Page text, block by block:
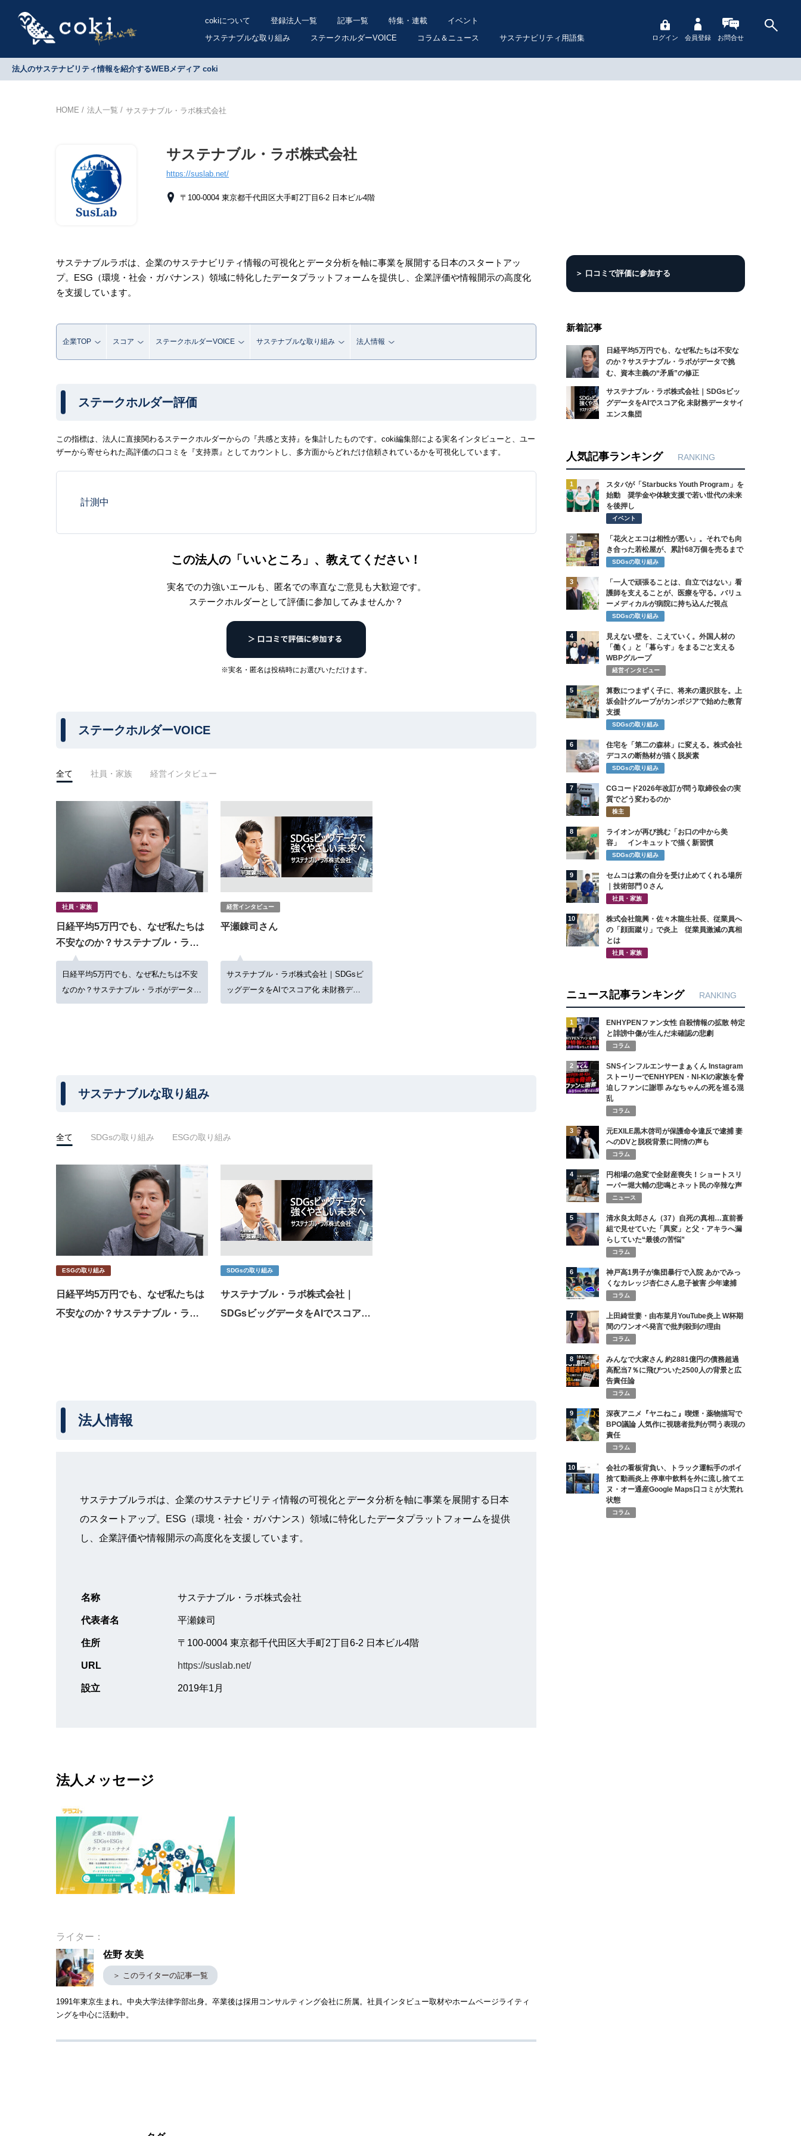
cokiについて 登録法人一覧 記事一覧 特集・連載
イベント
サステナブルな取り組み
ステークホルダーVOICE コラム＆ニュース サステナビリティ用語集 ログイン 会員登録 お問合せ
法人のサステナビリティ情報を紹介するWEBメディア coki
HOME 法人一覧 サステナブル・ラボ株式会社
サステナブル・ラボ株式会社
https://suslab.net/
〒100-0004 東京都千代田区大手町2丁目6-2 日本ビル4階
サステナブルラボは、企業のサステナビリティ情報の可視化とデータ分析を軸に事業を展開する日本のスタートアッ
プ。ESG（環境・社会・ガバナンス）領域に特化したデータプラットフォームを提供し、企業評価や情報開示の高度化
を支援しています。
企業TOP スコア ステークホルダーVOICE サステナブルな取り組み 法人情報
ステークホルダー評価
この指標は、法人に直接関わるステークホルダーからの『共感と支持』を集計したものです。coki編集部による実名インタビューと、ユー
ザーから寄せられた高評価の口コミを『支持票』としてカウントし、多方面からどれだけ信頼されているかを可視化しています。
計測中
この法人の「いいところ」、 教えてください！
実名での力強いエールも、匿名での率直なご意見も大歓迎です。
ステークホルダーとして評価に参加してみませんか？
※実名・匿名は投稿時にお選びいただけます。
ステークホルダーVOICE
全て 社員・家族 経営インタビュー
社員・家族
日経平均5万円でも、なぜ私たちは
不安なのか？サステナブル・ラボ
がデータで挑む、資本主義の“矛
盾”の修正
日経平均5万円でも、なぜ私たちは不安
なのか？サステナブル・ラボがデータで
挑む、資本主義の“矛盾”の修正
経営インタビュー
平瀬錬司さん
サステナブル・ラボ株式会社｜SDGsビ
ッグデータをAIでスコア化 未財務デー
タサイエンス集団
サステナブルな取り組み
全て SDGsの取り組み ESGの取り組み
ESGの取り組み
日経平均5万円でも、なぜ私たちは
不安なのか？サステナブル・ラボ
SDGsの取り組み
サステナブル・ラボ株式会社｜
SDGsビッグデータをAIでスコア化
法人情報
サステナブルラボは、企業のサステナビリティ情報の可視化とデータ分析を軸に事業を展開する日本
のスタートアップ。ESG（環境・社会・ガバナンス）領域に特化したデータプラットフォームを提供
し、企業評価や情報開示の高度化を支援しています。
名称 サステナブル・ラボ株式会社
代表者名 平瀬錬司
住所 〒100-0004 東京都千代田区大手町2丁目6-2 日本ビル4階
URL https://suslab.net/
設立 2019年1月
法人メッセージ
ライター：
佐野 友美
＞ このライターの記事一覧
1991年東京生まれ。中央大学法律学部出身。卒業後は採用コンサルティング会社に所属。社員インタビュー取材やホームページライティ
ングを中心に活動中。
＞ 口コミで評価に参加する
新着記事
日経平均5万円でも、なぜ私たちは不安な
のか？サステナブル・ラボがデータで挑
む、資本主義の“矛盾”の修正
サステナブル・ラボ株式会社｜SDGsビッ
グデータをAIでスコア化 未財務データサイ
エンス集団
人気記事ランキング RANKING
1
スタバが「Starbucks Youth Program」を
始動 奨学金や体験支援で若い世代の未来
を後押し
イベント
2
「花火とエコは相性が悪い」。それでも向
き合った若松屋が、累計68万個を売るまで
SDGsの取り組み
3
「一人で頑張ることは、自立ではない」看
護師を支えることが、医療を守る。バリュ
ーメディカルが病院に持ち込んだ視点
SDGsの取り組み
4
見えない壁を、こえていく。外国人材の
「働く」と「暮らす」をまるごと支える
WBPグループ
経営インタビュー
5
算数につまずく子に、将来の選択肢を。上
坂会計グループがカンボジアで始めた教育
支援
SDGsの取り組み
6
住宅を「第二の森林」に変える。株式会社
デコスの断熱材が描く脱炭素
SDGsの取り組み
7
CGコード2026年改訂が問う取締役会の実
質でどう変わるのか
株主
8
ライオンが再び挑む「お口の中から美
容」 インキュットで描く新習慣
SDGsの取り組み
9
セムコは素の自分を受け止めてくれる場所
｜技術部門０さん
社員・家族
10
株式会社龍興・佐々木龍生社長、従業員へ
の「顔面蹴り」で炎上 従業員激減の真相
とは
社員・家族
ニュース記事ランキング RANKING
1
ENHYPENファン女性 自殺情報の拡散 特定
と誹謗中傷が生んだ未確認の悲劇
コラム
2
SNSインフルエンサーまぁくん Instagram
ストーリーでENHYPEN・NI-KIの家族を脅
迫しファンに謝罪 みなちゃんの死を巡る混
乱
コラム
3
元EXILE黒木啓司が保護命令違反で逮捕 妻
へのDVと脱税背景に同情の声も
コラム
4
円相場の急変で全財産喪失！ショートスリ
ーパー堀大輔の悲鳴とネット民の辛辣な声
ニュース
5
清水良太郎さん（37）自死の真相…直前番
組で見せていた「異変」と父・アキラへ漏
らしていた“最後の苦悩”
コラム
6
神戸高1男子が集団暴行で入院 あかでみっ
くなカレッジ杏仁さん息子被害 少年逮捕
コラム
7
上田綺世妻・由布菜月YouTube炎上 W杯期
間のワンオペ発言で批判殺到の理由
コラム
8
みんなで大家さん 約2881億円の債務超過
高配当7％に飛びついた2500人の背景と広
告責任論
コラム
9
深夜アニメ『ヤニねこ』喫煙・薬物描写で
BPO議論 人気作に視聴者批判が問う表現の
責任
コラム
10
会社の看板背負い、トラック運転手のポイ
捨て動画炎上 停車中飲料を外に流し捨てエ
ヌ・オー通産Google Maps口コミが大荒れ
状態
コラム